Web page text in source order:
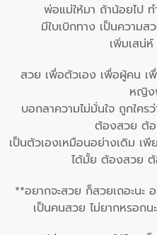
พ่อแม่ให้มา ถ้าน้อยไป
มีใบเบิกทาง เป็นความส
เพิ่มเสน่
สวย เพื่อตัวเอง เพื่อผู้คน เ
หญิง
บอกลาความไม่มั่นใจ ถูกใค
ต้องสวย ต้อ
เป็นตัวเองเหมือนอย่างเดิม เ
ได้มั้ย ต้องสวย
**อยากจะสวย ก็สวยเถอะนะ
เป็นคนสวย ไม่ยากหรอก